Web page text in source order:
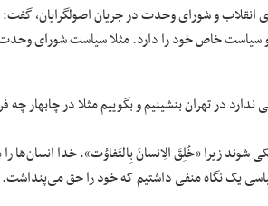
انقلاب و شورای وحدت در جریان
خاص خود را دارد. مثلا سیاست شورای وحدت
ندارد در تهران بنشینیم و بگوییم مثلا در چابهار
زیرا «خُلِقَ الِانسانَ بِالتَفاوُت». خدا انسان‌ها را
یک نگاه منفی داشتیم که خود را حق